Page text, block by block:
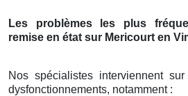
Les problèmes les plus
remise en état sur Mericourt en
Nos spécialistes interviennent
dysfonctionnements, notamment :